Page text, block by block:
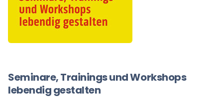
Seminare, Trainings und Workshops
lebendig gestalten